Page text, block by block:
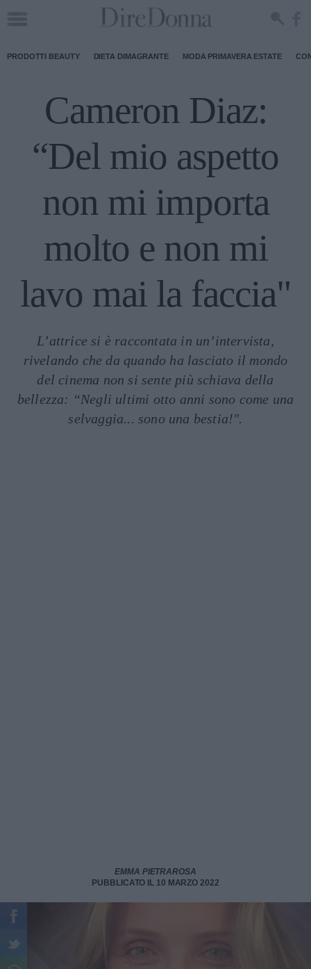
PRODOTTI BEAUTY DIETA DIMAGRANTE MODA PRIMAVERA ESTATE
Cameron Diaz:
“Del mio aspetto
non mi importa
molto e non mi
lavo mai la faccia"
L’attrice si è raccontata in un’intervista,
rivelando che da quando ha lasciato il mondo
del cinema non si sente più schiava della
bellezza: “Negli ultimi otto anni sono come una
selvaggia... sono una bestia!".
EMMA PIETRAROSA
PUBBLICATO IL 10 MARZO 2022